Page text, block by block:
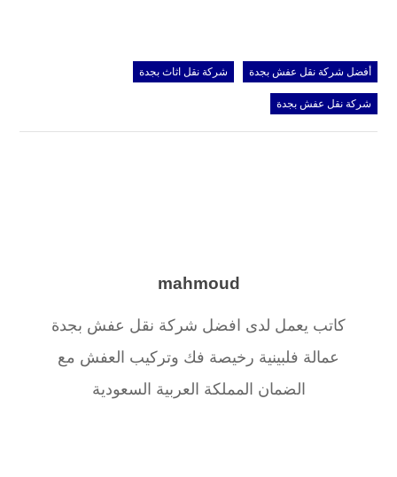
أفضل شركة نقل عفش بجدة شركة نقل اثاث بجدة
شركة نقل عفش بجدة
mahmoud
كاتب يعمل لدى افضل شركة نقل عفش بجدة
عمالة فلبينية رخيصة فك وتركيب العفش مع
الضمان المملكة العربية السعودية